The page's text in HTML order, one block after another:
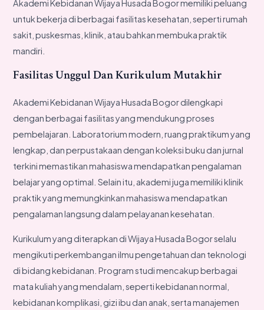
Akademi Kebidanan Wijaya Husada Bogor memiliki peluang
untuk bekerja di berbagai fasilitas kesehatan, seperti rumah
sakit, puskesmas, klinik, atau bahkan membuka praktik
mandiri.
Fasilitas Unggul Dan Kurikulum Mutakhir
Akademi Kebidanan Wijaya Husada Bogor dilengkapi
dengan berbagai fasilitas yang mendukung proses
pembelajaran. Laboratorium modern, ruang praktikum yang
lengkap, dan perpustakaan dengan koleksi buku dan jurnal
terkini memastikan mahasiswa mendapatkan pengalaman
belajar yang optimal. Selain itu, akademi juga memiliki klinik
praktik yang memungkinkan mahasiswa mendapatkan
pengalaman langsung dalam pelayanan kesehatan.
Kurikulum yang diterapkan di Wijaya Husada Bogor selalu
mengikuti perkembangan ilmu pengetahuan dan teknologi
di bidang kebidanan. Program studi mencakup berbagai
mata kuliah yang mendalam, seperti kebidanan normal,
kebidanan komplikasi, gizi ibu dan anak, serta manajemen